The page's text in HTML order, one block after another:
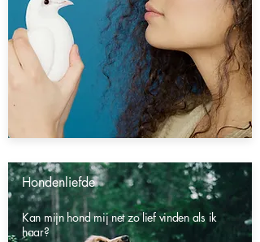
Hondenliefde
Kan mijn hond mij net zo lief vinden als ik
haar?